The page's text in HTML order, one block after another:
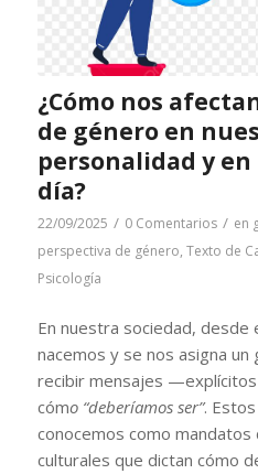
¿Cómo nos
de género en
personalidad y
día?
22/09/2025 / 0 Comentarios / en
perspectiva de género, Texto de
Psicología
En nuestra sociedad, desde
nacemos y se nos asigna
recibir mensajes
cómo “deberíamos ser”.
conocemos como
culturales que dictan cómo